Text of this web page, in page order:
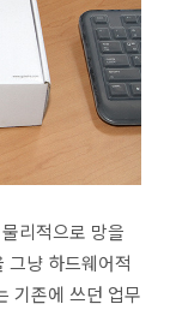
리적으로 망을
그냥 하드웨어적
기존에 쓰던 업무